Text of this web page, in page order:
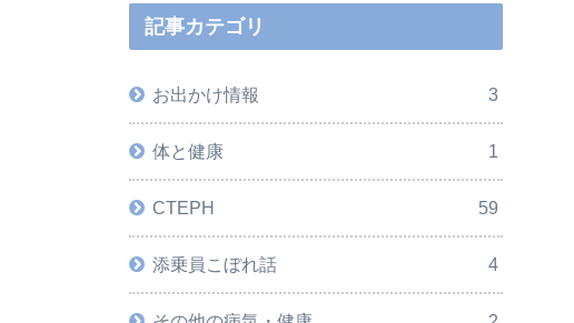
記事カテゴリ
お出かけ情報 3
体と健康 1
CTEPH 59
添乗員こぼれ話 4